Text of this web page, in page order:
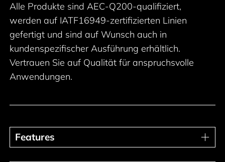
Alle Produkte sind AEC-Q200-qualifiziert,
werden auf IATF16949-zertifizierten Linien
gefertigt und sind auf Wunsch auch in
kundenspezifischer Ausführung erhältlich.
Vertrauen Sie auf Qualität für anspruchsvolle
Anwendungen.
Features
Features